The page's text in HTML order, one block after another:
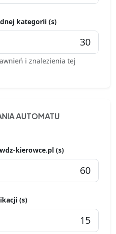
kategorii (s)
i znalezienia tej
AUTOMATU
kierowce.pl (s)
(s)